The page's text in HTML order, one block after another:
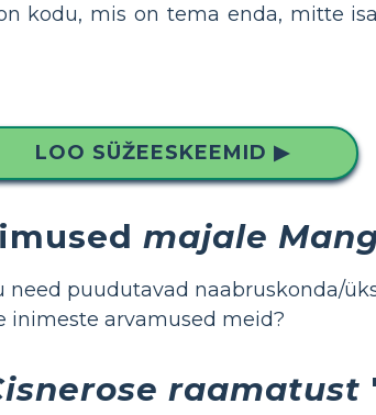
kodu, mis on tema enda, mitte
LOO SÜŽEESKEEMID ▶
majale
puudutavad naabruskonda/
inimeste arvamused meid?
raamatust